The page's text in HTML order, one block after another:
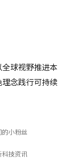
球视野推进本
念践行可持续
小粉丝
技资讯